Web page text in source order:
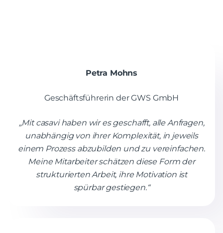
Petra Mohns
Geschäftsführerin der GWS GmbH
„Mit casavi haben wir es geschafft, alle Anfragen,
unabhängig von ihrer Komplexität, in jeweils
einem Prozess abzubilden und zu vereinfachen.
Meine Mitarbeiter schätzen diese Form der
strukturierten Arbeit, ihre Motivation ist
spürbar gestiegen.“